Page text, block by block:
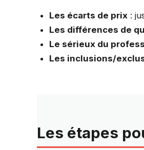
Les écarts de prix :
Les différences de
Le sérieux du
Les inclusions/
Les étapes